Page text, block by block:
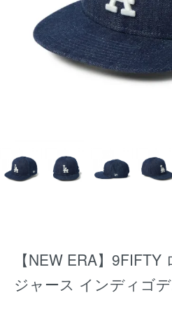
【NEW ERA】
ジャース インディゴ